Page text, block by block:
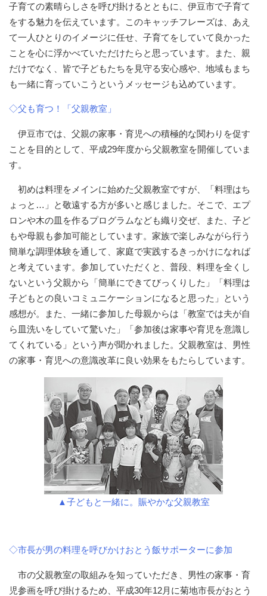
子育ての素晴らしさを呼び掛けるとともに、伊豆市で子育て
をする魅力を伝えています。このキャッチフレーズは、あえ
て一人ひとりのイメージに任せ、子育てをしていて良かった
ことを心に浮かべていただけたらと思っています。また、親
だけでなく、皆で子どもたちを見守る安心感や、地域もまち
も一緒に育っていこうというメッセージも込めています。
◇父も育つ！「父親教室」
伊豆市では、父親の家事・育児への積極的な関わりを促す
ことを目的として、平成29年度から父親教室を開催していま
す。
初めは料理をメインに始めた父親教室ですが、「料理はち
ょっと…」と敬遠する方が多いと感じました。そこで、エプ
ロンや木の皿を作るプログラムなども織り交ぜ、また、子ど
もや母親も参加可能としています。家族で楽しみながら行う
簡単な調理体験を通して、家庭で実践するきっかけになれば
と考えています。参加していただくと、普段、料理を全くし
ないという父親から「簡単にできてびっくりした」「料理は
子どもとの良いコミュニケーションになると思った」という
感想が。また、一緒に参加した母親からは「教室では夫が自
ら皿洗いをしていて驚いた」「参加後は家事や育児を意識し
てくれている」という声が聞かれました。父親教室は、男性
の家事・育児への意識改革に良い効果をもたらしています。
▲子どもと一緒に。賑やかな父親教室
◇市長が男の料理を呼びかけおとう飯サポーターに参加
市の父親教室の取組みを知っていただき、男性の家事・育
児参画を呼び掛けるため、平成30年12月に菊地市長がおとう